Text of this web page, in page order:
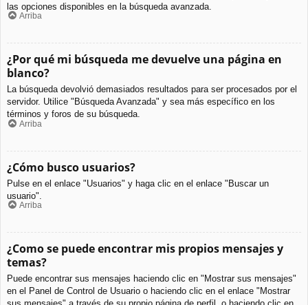
las opciones disponibles en la búsqueda avanzada.
Arriba
¿Por qué mi búsqueda me devuelve una página en
blanco?
La búsqueda devolvió demasiados resultados para ser procesados por el
servidor. Utilice "Búsqueda Avanzada" y sea más específico en los
términos y foros de su búsqueda.
Arriba
¿Cómo busco usuarios?
Pulse en el enlace "Usuarios" y haga clic en el enlace "Buscar un
usuario".
Arriba
¿Como se puede encontrar mis propios mensajes y
temas?
Puede encontrar sus mensajes haciendo clic en "Mostrar sus mensajes"
en el Panel de Control de Usuario o haciendo clic en el enlace "Mostrar